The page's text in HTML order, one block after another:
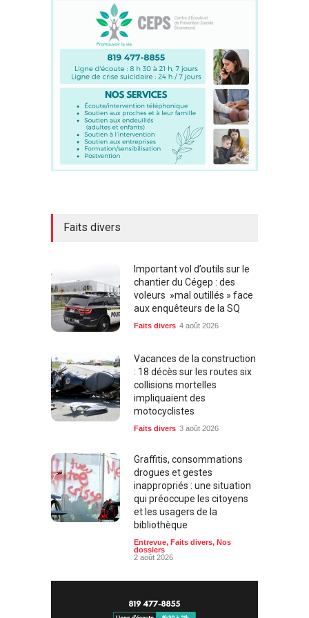
Faits divers
Important vol d’outils sur le
chantier du Cégep : des
voleurs »mal outillés » face
aux enquêteurs de la SQ
Faits divers 4 août 2026
Vacances de la construction
: 18 décès sur les routes six
collisions mortelles
impliquaient des
motocyclistes
Faits divers 3 août 2026
Graffitis, consommations
drogues et gestes
inappropriés : une situation
qui préoccupe les citoyens
et les usagers de la
bibliothèque
Entrevue, Faits divers, Nos
dossiers
2 août 2026